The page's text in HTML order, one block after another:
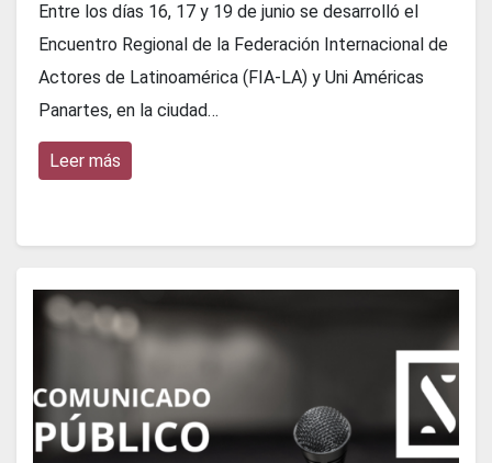
Entre los días 16, 17 y 19 de junio se desarrolló el
Encuentro Regional de la Federación Internacional de
Actores de Latinoamérica (FIA-LA) y Uni Américas
Panartes, en la ciudad…
Leer más